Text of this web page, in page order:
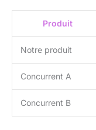
Produit
Notre produit
Concurrent A
Concurrent B